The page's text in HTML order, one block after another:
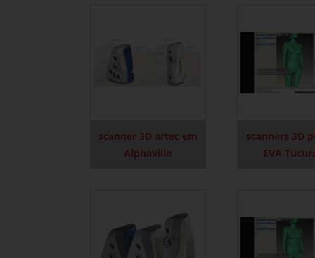
scanner 3D artec em
Alphaville
scanners 3D
EVA